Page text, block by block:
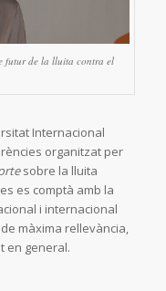
futur de la lluita contra el
Internacional
organitzat per
sobre la lluita
es comptà amb la
i internacional
màxima rellevància,
en general.